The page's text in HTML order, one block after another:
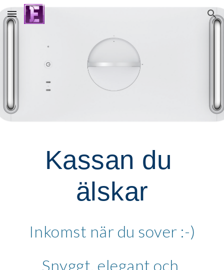
Skip to main content Skip to navigation
Kassan du
älskar
Inkomst när du sover :-)
Snyggt, elegant och